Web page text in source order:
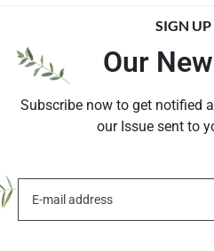
SIGN UP
Our
Subscribe now to get notified
our Issue sent to